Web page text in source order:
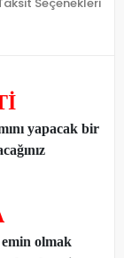
Seçenekleri
yapacak bir
emin olmak